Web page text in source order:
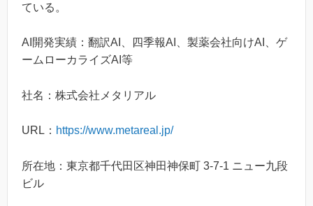
ている。
AI開発実績：翻訳AI、四季報AI、製薬会社向けAI、ゲ
ームローカライズAI等
社名：株式会社メタリアル
URL： https://www.metareal.jp/
所在地：東京都千代田区神田神保町 3-7-1 ニュー九段
ビル